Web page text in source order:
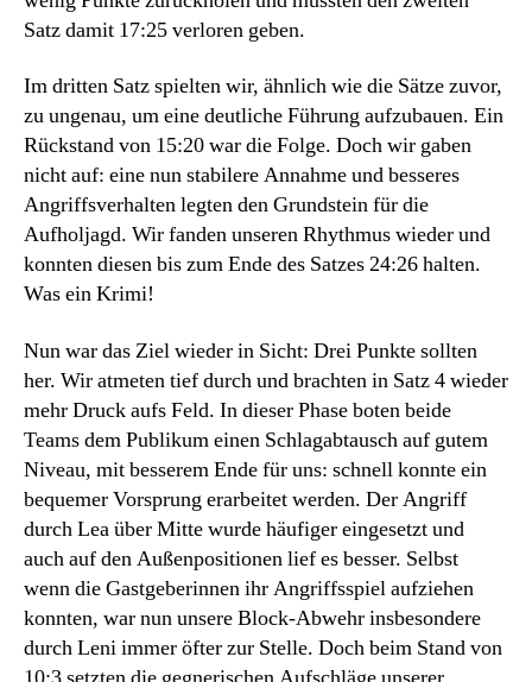
Satz damit 17:25 verloren geben.
Im dritten Satz spielten wir, ähnlich wie die Sätze zuvor,
zu ungenau, um eine deutliche Führung aufzubauen. Ein
Rückstand von 15:20 war die Folge. Doch wir gaben
nicht auf: eine nun stabilere Annahme und besseres
Angriffsverhalten legten den Grundstein für die
Aufholjagd. Wir fanden unseren Rhythmus wieder und
konnten diesen bis zum Ende des Satzes 24:26 halten.
Was ein Krimi!
Nun war das Ziel wieder in Sicht: Drei Punkte sollten
her. Wir atmeten tief durch und brachten in Satz 4 wieder
mehr Druck aufs Feld. In dieser Phase boten beide
Teams dem Publikum einen Schlagabtausch auf gutem
Niveau, mit besserem Ende für uns: schnell konnte ein
bequemer Vorsprung erarbeitet werden. Der Angriff
durch Lea über Mitte wurde häufiger eingesetzt und
auch auf den Außenpositionen lief es besser. Selbst
wenn die Gastgeberinnen ihr Angriffsspiel aufziehen
konnten, war nun unsere Block-Abwehr insbesondere
durch Leni immer öfter zur Stelle. Doch beim Stand von